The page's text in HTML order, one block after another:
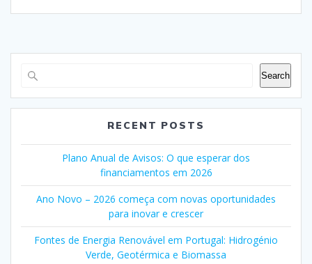
Search
RECENT POSTS
Plano Anual de Avisos: O que esperar dos
financiamentos em 2026
Ano Novo – 2026 começa com novas oportunidades
para inovar e crescer
Fontes de Energia Renovável em Portugal: Hidrogénio
Verde, Geotérmica e Biomassa